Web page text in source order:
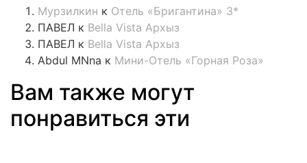
Мурзилкин к Отель «Бригантина» 3*
ПАВЕЛ к Bella Vista Архыз
ПАВЕЛ к Bella Vista Архыз
Abdul MNna к Мини-Отель «Горная Роза»
Вам также могут
понравиться эти